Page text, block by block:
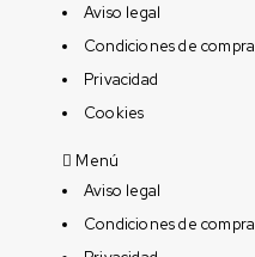
Aviso legal
Condiciones de compra
Privacidad
Cookies
Menú
Aviso legal
Condiciones de compra